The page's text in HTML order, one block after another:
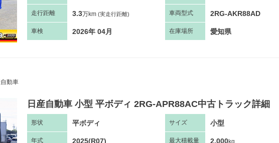
走行距離 3.3万km (実走行距離) 車両型式 2RG-AKR88AD
車検 2026年 04月 在庫場所 愛知県
動車
日産自動車 小型 平ボディ 2RG-APR88AC中古トラック詳細
形状 平ボディ サイズ 小型
年式 2025(R07) 最大積載量 2,000kg